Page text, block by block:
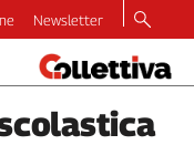
Newsletter